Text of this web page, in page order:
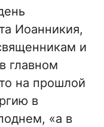
Иоанникия,
и
главном
на прошлой
в
«а в